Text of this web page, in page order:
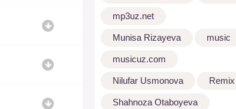
mp3uz.net
Munisa Rizayeva music
musicuz.com
Nilufar Usmonova Remix
Shahnoza Otaboyeva